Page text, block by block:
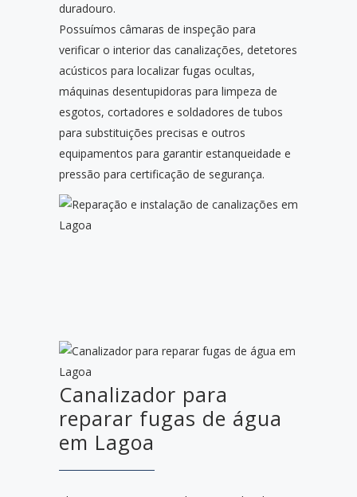
duradouro.
Possuímos câmaras de inspeção para
verificar o interior das canalizações, detetores
acústicos para localizar fugas ocultas,
máquinas desentupidoras para limpeza de
esgotos, cortadores e soldadores de tubos
para substituições precisas e outros
equipamentos para garantir estanqueidade e
pressão para certificação de segurança.
Canalizador para
reparar fugas de água
em Lagoa